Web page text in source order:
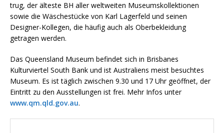
trug, der älteste BH aller weltweiten Museumskollektionen
sowie die Wäschestücke von Karl Lagerfeld und seinen
Designer-Kollegen, die häufig auch als Oberbekleidung
getragen werden.
Das Queensland Museum befindet sich in Brisbanes
Kulturviertel South Bank und ist Australiens meist besuchtes
Museum. Es ist täglich zwischen 9.30 und 17 Uhr geöffnet, der
Eintritt zu den Ausstellungen ist frei. Mehr Infos unter
www.qm.qld.gov.au.